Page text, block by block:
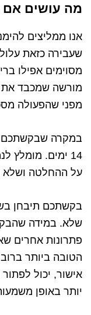
מה עושים
אנו ממליצים
שעבירה כזאת
מסוימים אפילו
מורשה שמכבד את
מפני שהפעולה
במקרה שבקשתכם
14 ימים.
על ההחלטה ושלא
בקשתכם תיבחן
שלא. במידה
פתרונות אחרים
הטובה ביותר
אישור, יכול לפתור
יותר באופן